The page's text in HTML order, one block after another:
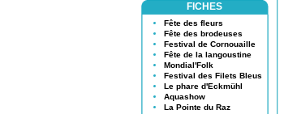
FICHES
Fête des fleurs
Fête des brodeuses
Festival de Cornouaille
Fête de la langoustine
Mondial'Folk
Festival des Filets Bleus
Le phare d'Eckmühl
Aquashow
La Pointe du Raz